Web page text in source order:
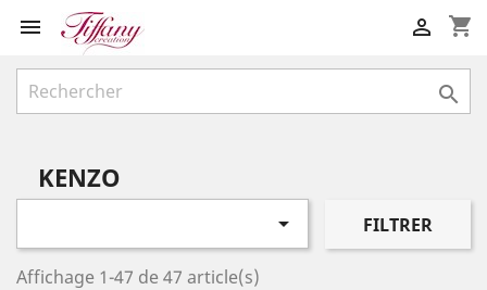
 shopping_cart


KENZO
 FILTRER
Affichage 1-47 de 47 article(s)